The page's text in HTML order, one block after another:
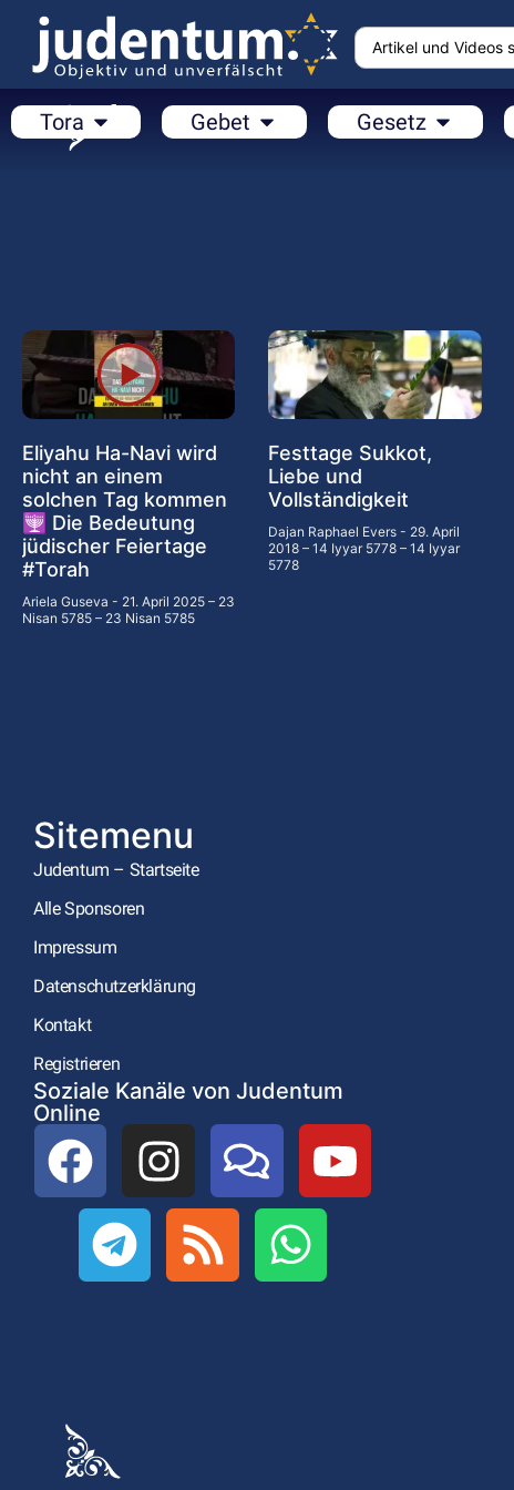
Tora Gebet Gesetz
Eliyahu Ha-Navi wird
nicht an einem
solchen Tag kommen
🕎 Die Bedeutung
jüdischer Feiertage
#Torah
Ariela Guseva
21. April 2025 – 23
Nisan 5785 – 23 Nisan 5785
Festtage Sukkot,
Liebe und
Vollständigkeit
Dajan Raphael Evers
29. April
2018 – 14 Iyyar 5778 – 14 Iyyar
5778
Sitemenu
Judentum – Startseite
Alle Sponsoren
Impressum
Datenschutzerklärung
Kontakt
Registrieren
Soziale Kanäle von Judentum
Online